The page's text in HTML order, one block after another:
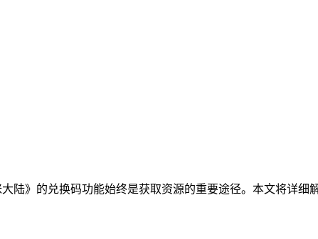
陆》的兑换码功能始终是获取资源的重要途径。本文将详细